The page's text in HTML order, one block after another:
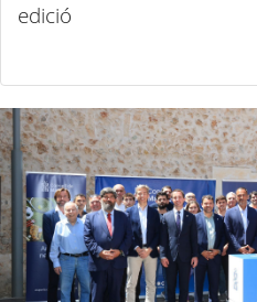
edició